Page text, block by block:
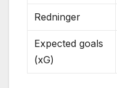
Redninger
Expected goals
(xG)